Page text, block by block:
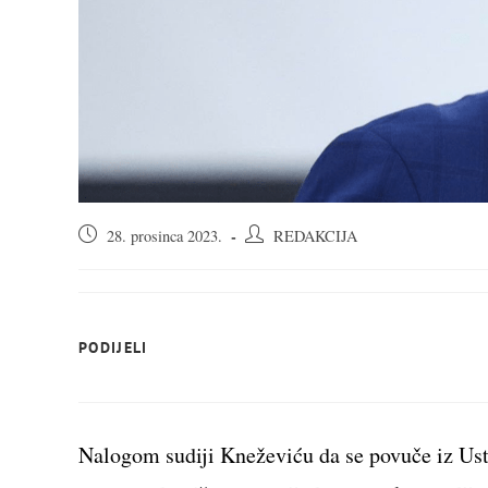
Objava28. prosinca 2023.
AutorREDAKCIJA
PODIJELI
Nalogom sudiji Kneževiću da se povuče iz